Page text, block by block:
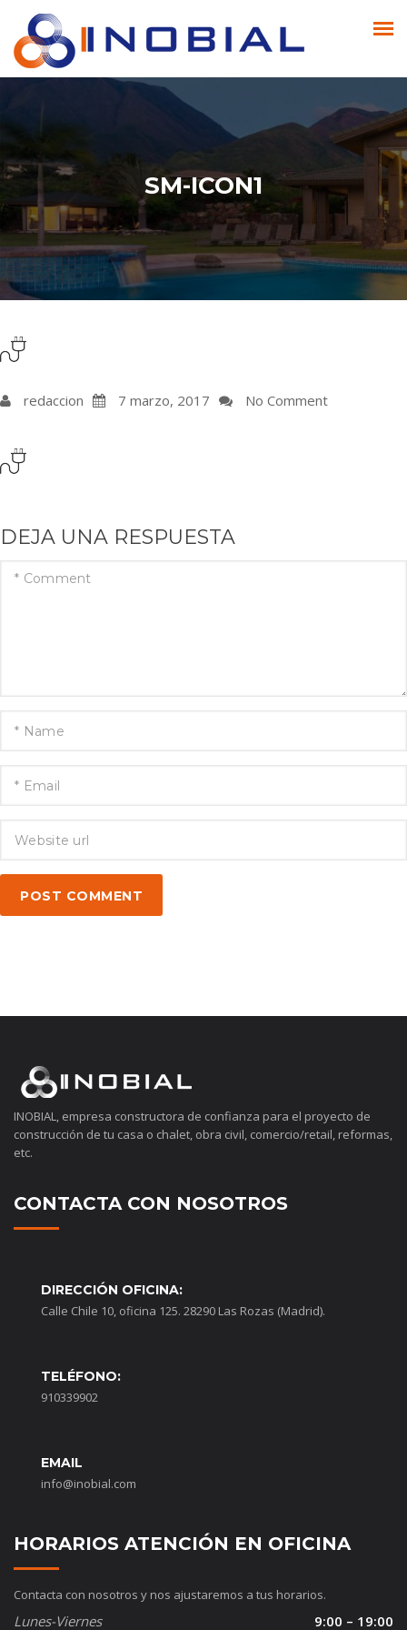
SM-ICON1
redaccion 7 marzo, 2017 No Comment
DEJA UNA RESPUESTA
POST COMMENT
INOBIAL, empresa constructora de confianza para el proyecto de
construcción de tu casa o chalet, obra civil, comercio/retail, reformas,
etc.
CONTACTA CON NOSOTROS
DIRECCIÓN OFICINA:
Calle Chile 10, oficina 125. 28290 Las Rozas (Madrid).
TELÉFONO:
910339902
EMAIL
info@inobial.com
HORARIOS ATENCIÓN EN OFICINA
Contacta con nosotros y nos ajustaremos a tus horarios.
Lunes-Viernes 9:00 – 19:00